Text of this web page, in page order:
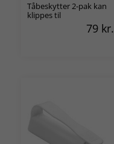
Tåbeskytter 2-pak kan
klippes til
79 kr.